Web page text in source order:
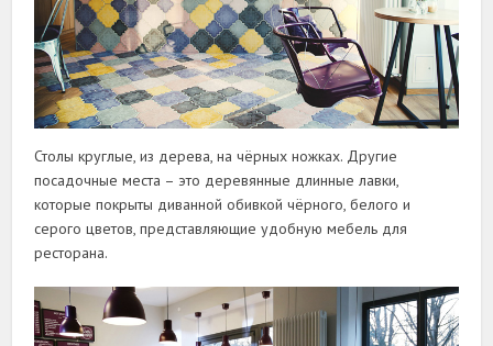
Столы круглые, из дерева, на чёрных ножках. Другие
посадочные места – это деревянные длинные лавки,
которые покрыты диванной обивкой чёрного, белого и
серого цветов, представляющие удобную мебель для
ресторана.